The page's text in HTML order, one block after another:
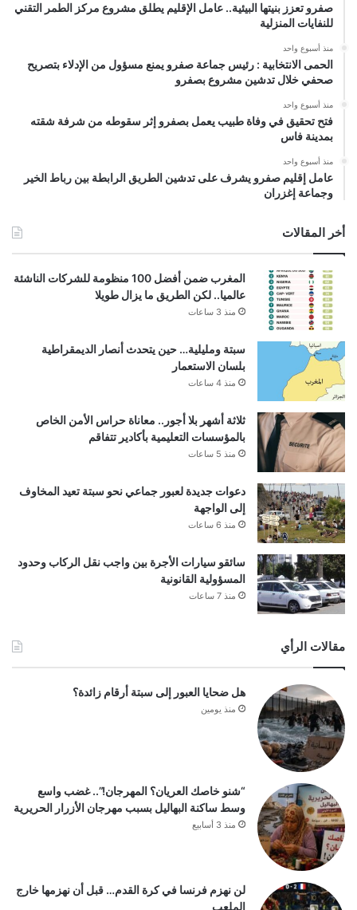
صفرو تعزز بنيتها البيئية.. عامل الإقليم يطلق مشروع مركز الطمر التقني
للنفايات المنزلية
منذ أسبوع واحد
الحمى الانتخابية : رئيس جماعة صفرو يمنع مسؤول من الإدلاء بتصريح
صحفي خلال تدشين مشروع بصفرو
منذ أسبوع واحد
فتح تحقيق في وفاة طبيب يعمل بصفرو إثر سقوطه من شرفة شقته
بمدينة فاس
منذ أسبوع واحد
عامل إقليم صفرو يشرف على تدشين الطريق الرابطة بين رباط الخير
وجماعة إغزران
أخر المقالات
المغرب ضمن أفضل 100 منظومة للشركات الناشئة
عالميا.. لكن الطريق ما يزال طويلا
منذ 3 ساعات
سبتة ومليلية… حين يتحدث أنصار الديمقراطية
بلسان الاستعمار
منذ 4 ساعات
ثلاثة أشهر بلا أجور.. معاناة حراس الأمن الخاص
بالمؤسسات التعليمية بأكادير تتفاقم
منذ 5 ساعات
دعوات جديدة لعبور جماعي نحو سبتة تعيد المخاوف
إلى الواجهة
منذ 6 ساعات
سائقو سيارات الأجرة بين واجب نقل الركاب وحدود
المسؤولية القانونية
منذ 7 ساعات
مقالات الرأي
هل ضحايا العبور إلى سبتة أرقام زائدة؟
منذ يومين
“شنو خاصك العريان؟ المهرجان!”.. غضب واسع
وسط ساكنة البهاليل بسبب مهرجان الأزرار الحريرية
منذ 3 أسابيع
لن نهزم فرنسا في كرة القدم… قبل أن نهزمها خارج
الملعب